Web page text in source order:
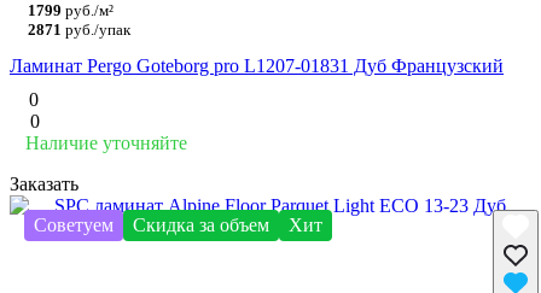
1799 руб./м²
2871 руб./упак
Ламинат Pergo Goteborg pro L1207-01831 Дуб Французский
0
0
Наличие уточняйте
Заказать
Советуем
Скидка за объем Хит